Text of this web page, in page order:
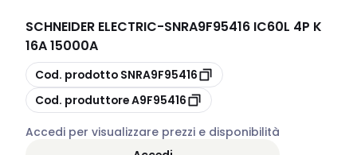
SCHNEIDER ELECTRIC-SNRA9F95416 IC60L 4P K
16A 15000A
copia
Cod. prodotto SNRA9F95416
copia
Cod. produttoreA9F95416
Accedi per visualizzare prezzi e disponibilità